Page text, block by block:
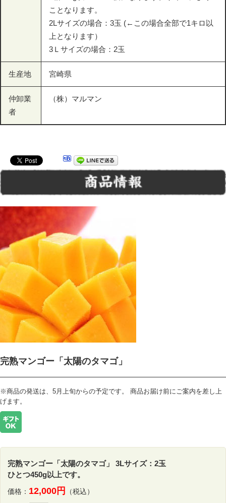
ことなります。
2Lサイズの場合：3玉 (←この場合全部で1キロ以
上となります）
3Ｌサイズの場合：2玉
生産地 宮崎県
仲卸業
者
（株）マルマン
完熟マンゴー「太陽のタマゴ」
※商品の発送は、5月上旬からの予定です。 商品お届け前にご案内を差し上
げます。
完熟マンゴー「太陽のタマゴ」 3Lサイズ：2玉
ひとつ450g以上です。
価格： 12,000円 （税込）